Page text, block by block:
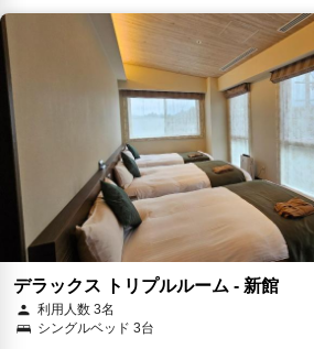
デラックス トリプルルーム - 新館
利用人数 3名
シングルベッド 3台